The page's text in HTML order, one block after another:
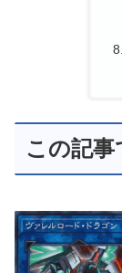
この記事